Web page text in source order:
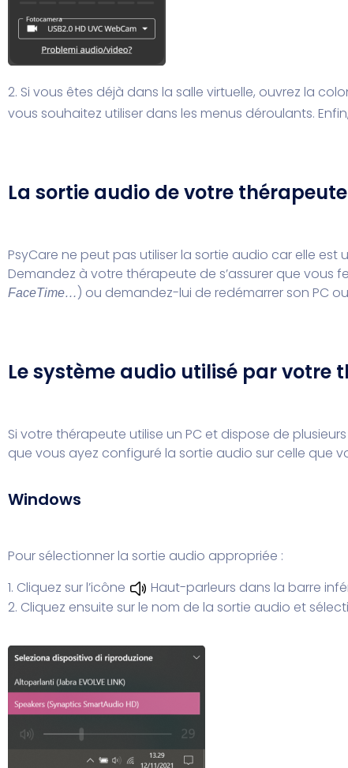
2. Si vous êtes déjà dans la salle virtuelle, ouvrez la
vous souhaitez utiliser dans les menus déroulants.
La sortie audio de votre
PsyCare ne peut pas utiliser la sortie audio car elle est
Demandez à votre thérapeute de s’assurer que vous
FaceTime…) ou demandez-lui de redémarrer son PC
Le système audio utilisé par votre
Si votre thérapeute utilise un PC et dispose de
que vous ayez configuré la sortie audio sur celle que
Windows
Pour sélectionner la sortie audio appropriée :
1. Cliquez sur l’icône
Haut-parleurs dans la barre
2. Cliquez ensuite sur le nom de la sortie audio et